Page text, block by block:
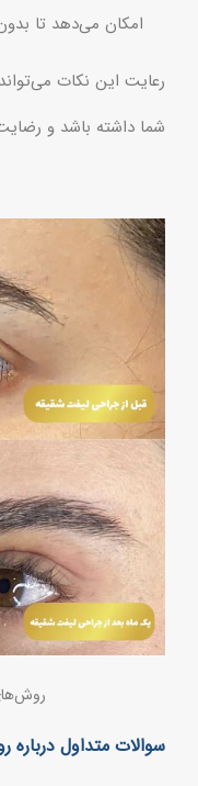
امکان می‌دهد تا
رعایت این نکات
شما داشته باشد و
سوالات متداول